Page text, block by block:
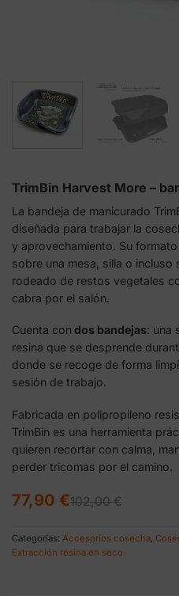
TrimBin Harvest More –
La bandeja de manicurado
diseñada para trabajar la
y aprovechamiento. Su
sobre una mesa, silla o
rodeado de restos vegetales
cabra por el salón.
Cuenta con dos bandejas: una
resina que se desprende
donde se recoge de forma
sesión de trabajo.
Fabricada en polipropileno
TrimBin es una herramienta
quieren recortar con calma,
perder tricomas por el camino.
102,00€
El
precio
era:
102,00 €.
77,90 €
El
precio
es:
77,90 €.
Categorías: Accesorios cosecha
Extracción resina en seco